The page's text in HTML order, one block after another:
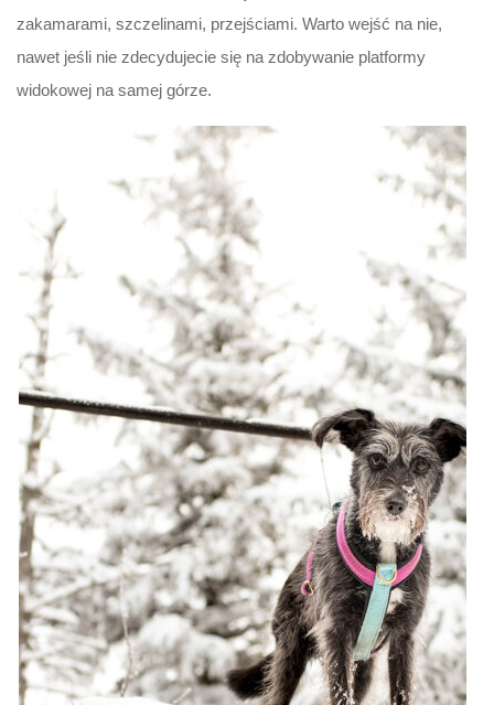
zakamarami, szczelinami, przejściami. Warto wejść na nie,
nawet jeśli nie zdecydujecie się na zdobywanie platformy
widokowej na samej górze.